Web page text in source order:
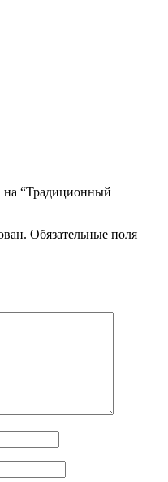
на “Традиционный
Обязательные поля